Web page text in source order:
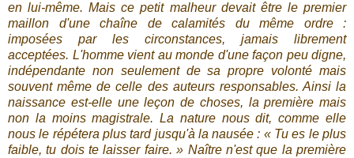
en lui-même. Mais ce petit malheur devait être le premier
maillon d'une chaîne de calamités du même ordre :
imposées par les circonstances, jamais librement
acceptées. L'homme vient au monde d'une façon peu digne,
indépendante non seulement de sa propre volonté mais
souvent même de celle des auteurs responsables. Ainsi la
naissance est-elle une leçon de choses, la première mais
non la moins magistrale. La nature nous dit, comme elle
nous le répétera plus tard jusqu'à la nausée : « Tu es le plus
faible, tu dois te laisser faire. » Naître n'est que la première